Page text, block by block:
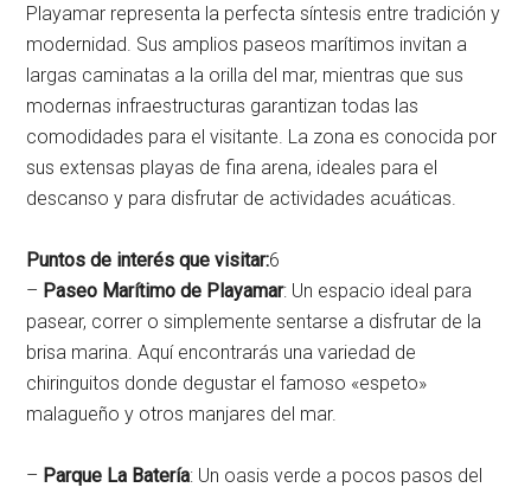
Playamar representa la perfecta síntesis entre tradición y
modernidad. Sus amplios paseos marítimos invitan a
largas caminatas a la orilla del mar, mientras que sus
modernas infraestructuras garantizan todas las
comodidades para el visitante. La zona es conocida por
sus extensas playas de fina arena, ideales para el
descanso y para disfrutar de actividades acuáticas.
Puntos de interés que visitar:6
– Paseo Marítimo de Playamar: Un espacio ideal para
pasear, correr o simplemente sentarse a disfrutar de la
brisa marina. Aquí encontrarás una variedad de
chiringuitos donde degustar el famoso «espeto»
malagueño y otros manjares del mar.
– Parque La Batería: Un oasis verde a pocos pasos del